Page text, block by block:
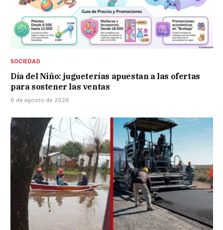
SOCIEDAD
Día del Niño: jugueterías apuestan a las ofertas
para sostener las ventas
6 de agosto de 2026